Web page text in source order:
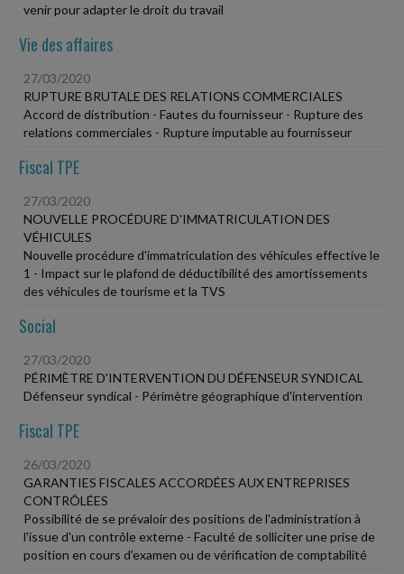
venir pour adapter le droit du travail
Vie des affaires
27/03/2020
RUPTURE BRUTALE DES RELATIONS COMMERCIALES
Accord de distribution - Fautes du fournisseur - Rupture des
relations commerciales - Rupture imputable au fournisseur
Fiscal TPE
27/03/2020
NOUVELLE PROCÉDURE D'IMMATRICULATION DES
VÉHICULES
Nouvelle procédure d'immatriculation des véhicules effective le
1 - Impact sur le plafond de déductibilité des amortissements
des véhicules de tourisme et la TVS
Social
27/03/2020
PÉRIMÈTRE D'INTERVENTION DU DÉFENSEUR SYNDICAL
Défenseur syndical - Périmètre géographique d'intervention
Fiscal TPE
26/03/2020
GARANTIES FISCALES ACCORDÉES AUX ENTREPRISES
CONTRÔLÉES
Possibilité de se prévaloir des positions de l'administration à
l'issue d'un contrôle externe - Faculté de solliciter une prise de
position en cours d'examen ou de vérification de comptabilité